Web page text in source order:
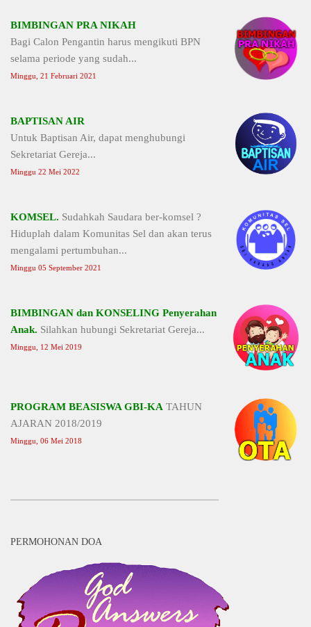
BIMBINGAN PRA NIKAH
Bagi Calon Pengantin harus mengikuti BPN
selama periode yang sudah...
Minggu, 21 Februari 2021
BAPTISAN AIR
Untuk Baptisan Air, dapat menghubungi
Sekretariat Gereja...
Minggu 22 Mei 2022
KOMSEL. Sudahkah Saudara ber-komsel ?
Hiduplah dalam Komunitas Sel dan akan terus
mengalami pertumbuhan...
Minggu 05 September 2021
BIMBINGAN dan KONSELING Penyerahan
Anak. Silahkan hubungi Sekretariat Gereja...
Minggu, 12 Mei 2019
PROGRAM BEASISWA GBI-KA TAHUN
AJARAN 2018/2019
Minggu, 06 Mei 2018
PERMOHONAN DOA